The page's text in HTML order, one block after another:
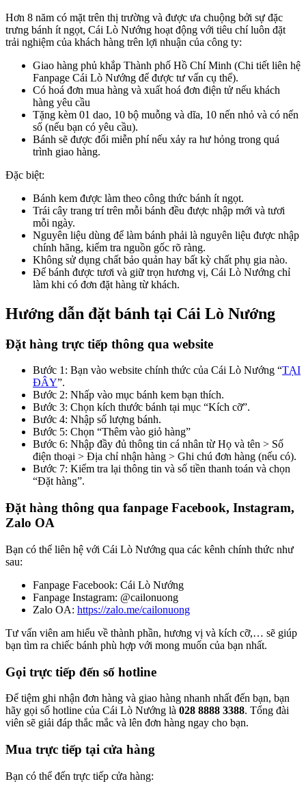
Hơn 8 năm có mặt trên thị trường và được ưa chuộng bởi sự đặc
trưng bánh ít ngọt, Cái Lò Nướng hoạt động với tiêu chí luôn đặt
trải nghiệm của khách hàng trên lợi nhuận của công ty:
Giao hàng phủ khắp Thành phố Hồ Chí Minh (Chi tiết liên hệ
Fanpage Cái Lò Nướng để được tư vấn cụ thể).
Có hoá đơn mua hàng và xuất hoá đơn điện tử nếu khách
hàng yêu cầu
Tặng kèm 01 dao, 10 bộ muỗng và dĩa, 10 nến nhỏ và có nến
số (nếu bạn có yêu cầu).
Bánh sẽ được đổi miễn phí nếu xảy ra hư hỏng trong quá
trình giao hàng.
Đặc biệt:
Bánh kem được làm theo công thức bánh ít ngọt.
Trái cây trang trí trên mỗi bánh đều được nhập mới và tươi
mỗi ngày.
Nguyên liệu dùng để làm bánh phải là nguyên liệu được nhập
chính hãng, kiểm tra nguồn gốc rõ ràng.
Không sử dụng chất bảo quản hay bất kỳ chất phụ gia nào.
Để bánh được tươi và giữ trọn hương vị, Cái Lò Nướng chỉ
làm khi có đơn đặt hàng từ khách.
Hướng dẫn đặt bánh tại Cái Lò Nướng
Đặt hàng trực tiếp thông qua website
Bước 1: Bạn vào website chính thức của Cái Lò Nướng “TẠI
ĐÂY”.
Bước 2: Nhấp vào mục bánh kem bạn thích.
Bước 3: Chọn kích thước bánh tại mục “Kích cỡ”.
Bước 4: Nhập số lượng bánh.
Bước 5: Chọn “Thêm vào giỏ hàng”
Bước 6: Nhập đầy đủ thông tin cá nhân từ Họ và tên > Số
điện thoại > Địa chỉ nhận hàng > Ghi chú đơn hàng (nếu có).
Bước 7: Kiểm tra lại thông tin và số tiền thanh toán và chọn
“Đặt hàng”.
Đặt hàng thông qua fanpage Facebook, Instagram,
Zalo OA
Bạn có thể liên hệ với Cái Lò Nướng qua các kênh chính thức như
sau:
Fanpage Facebook: Cái Lò Nướng
Fanpage Instagram: @cailonuong
Zalo OA: https://zalo.me/cailonuong
Tư vấn viên am hiểu về thành phần, hương vị và kích cỡ,… sẽ giúp
bạn tìm ra chiếc bánh phù hợp với mong muốn của bạn nhất.
Gọi trực tiếp đến số hotline
Để tiệm ghi nhận đơn hàng và giao hàng nhanh nhất đến bạn, bạn
hãy gọi số hotline của Cái Lò Nướng là 028 8888 3388. Tổng đài
viên sẽ giải đáp thắc mắc và lên đơn hàng ngay cho bạn.
Mua trực tiếp tại cửa hàng
Bạn có thể đến trực tiếp cửa hàng: